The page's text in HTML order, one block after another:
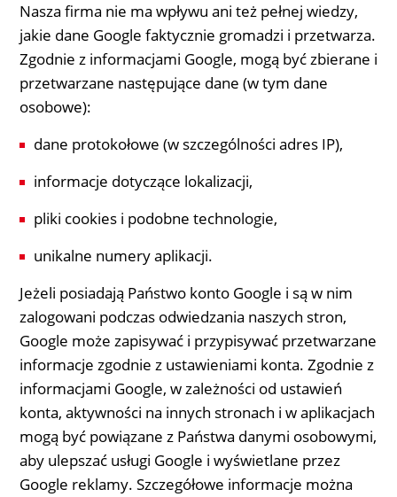
Nasza firma nie ma wpływu ani też pełnej wiedzy,
jakie dane Google faktycznie gromadzi i przetwarza.
Zgodnie z informacjami Google, mogą być zbierane i
przetwarzane następujące dane (w tym dane
osobowe):
dane protokołowe (w szczególności adres IP),
informacje dotyczące lokalizacji,
pliki cookies i podobne technologie,
unikalne numery aplikacji.
Jeżeli posiadają Państwo konto Google i są w nim
zalogowani podczas odwiedzania naszych stron,
Google może zapisywać i przypisywać przetwarzane
informacje zgodnie z ustawieniami konta. Zgodnie z
informacjami Google, w zależności od ustawień
konta, aktywności na innych stronach i w aplikacjach
mogą być powiązane z Państwa danymi osobowymi,
aby ulepszać usługi Google i wyświetlane przez
Google reklamy. Szczegółowe informacje można